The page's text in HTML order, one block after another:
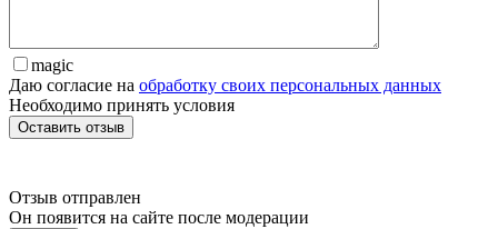
magic
Даю согласие на обработку своих персональных данных
Необходимо принять условия
Отзыв отправлен
Он появится на сайте после модерации